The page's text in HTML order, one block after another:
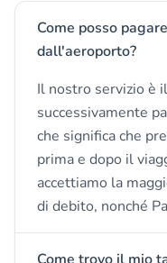
Come posso
dall'aeroporto?
Il nostro servizio è
successivamente
che significa che
prima e dopo il
accettiamo la
di debito, nonché